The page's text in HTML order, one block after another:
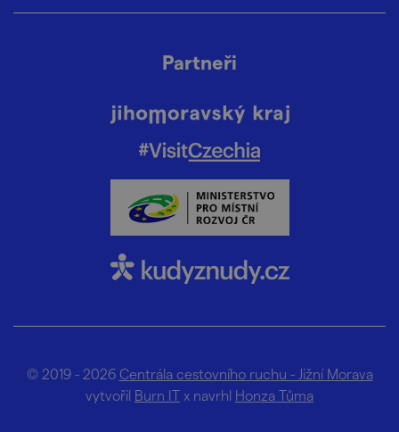
Partneři
© 2019 - 2026 Centrála cestovního ruchu - Jižní Morava
vytvořil Burn IT x navrhl Honza Tůma